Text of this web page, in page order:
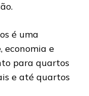
é uma
economia e
para quartos
e até quartos